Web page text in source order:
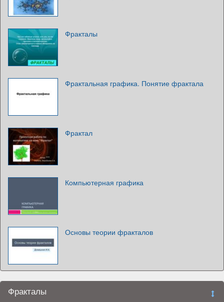
Фракталы
Фрактальная графика. Понятие фрактала
Фрактал
Компьютерная графика
Основы теории фракталов
Фракталы